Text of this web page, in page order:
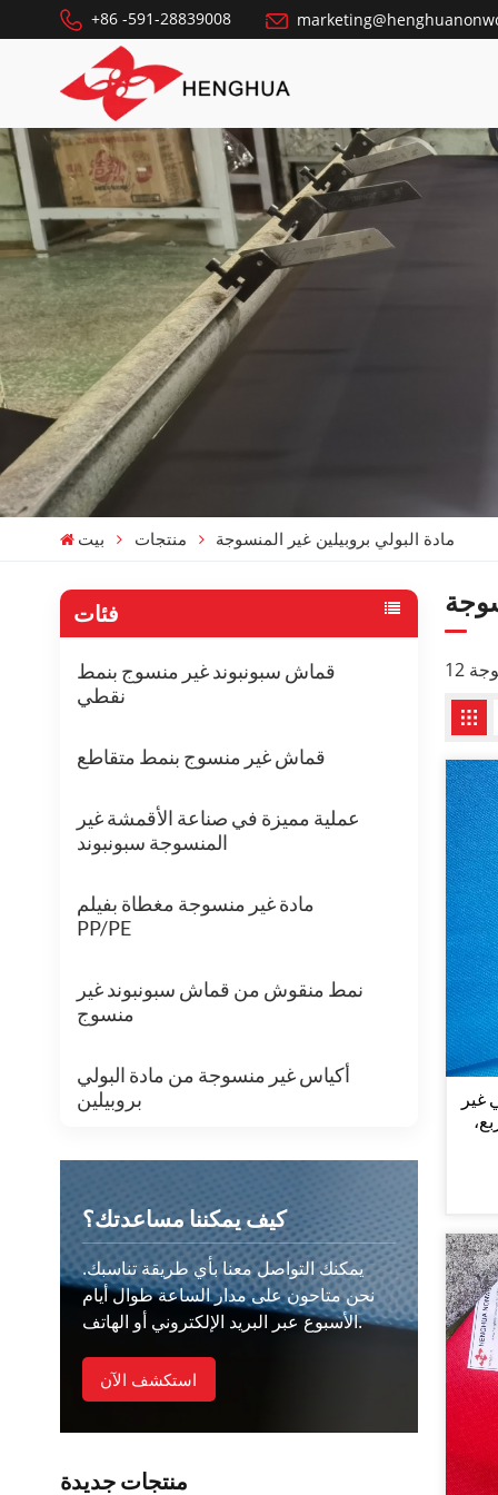
+86 -591-28839008
بيت منتجات مادة البولي بروبيلين غير المنسوجة
فئات
قماش سبونبوند غير منسوج بنمط
نقطي
قماش غير منسوج بنمط متقاطع
عملية مميزة في صناعة الأقمشة غير
المنسوجة سبونبوند
مادة غير منسوجة مغطاة بفيلم
PP/PE
نمط منقوش من قماش سبونبوند غير
منسوج
أكياس غير منسوجة من مادة البولي
بروبيلين
كيف يمكننا مساعدتك؟
يمكنك التواصل معنا بأي طريقة تناسبك.
نحن متاحون على مدار الساعة طوال أيام
الأسبوع عبر البريد الإلكتروني أو الهاتف.
استكشف الآن
منتجات جديدة
غير